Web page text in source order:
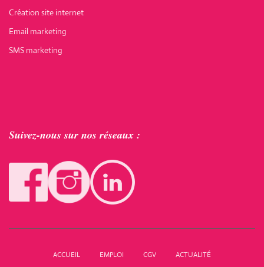
Création site internet
Email marketing
SMS marketing
Suivez-nous sur nos réseaux :
ACCUEIL EMPLOI CGV ACTUALITÉ